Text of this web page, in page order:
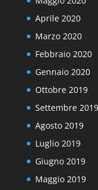
Aprile 2020
Marzo 2020
Febbraio 2020
Gennaio 2020
Ottobre 2019
Settembre 2019
Agosto 2019
Luglio 2019
Giugno 2019
Maggio 2019